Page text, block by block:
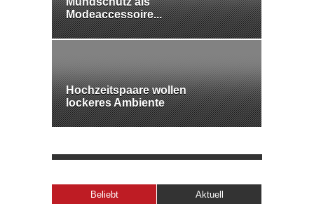
Modeaccessoire...
Hochzeitspaare wollen
lockeres Ambiente
Beliebt Aktuell